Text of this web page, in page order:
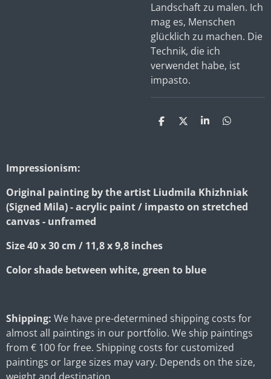
Landschaft zu malen. Ich
mag es, Menschen
glücklich zu machen. Die
Technik, die ich
verwendet habe, ist
impasto.
S
S
S
S
Impressionism:
Original painting by the artist Liudmila Khizhniak
(Signed Mila) - acrylic paint / impasto on stretched
canvas - unframed
Size 40 x 30 cm / 11,8 x 9,8 inches
Color shade between white, green to blue
Shipping: We have pre-determined shipping costs for
almost all paintings in our portfolio. We ship paintings
from € 100 for free. Shipping costs for customized
paintings or large sizes may vary. Depends on the size,